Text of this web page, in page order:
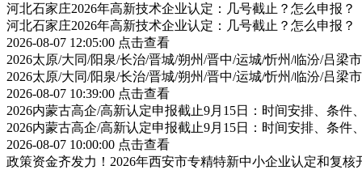
河北石家庄2026年高新技术企业认定：几号截止？怎么申报？
河北石家庄2026年高新技术企业认定：几号截止？怎么申报？
2026-08-07 12:05:00 点击查看
2026太原/大同/阳泉/长治/晋城/朔州/晋中/运城/忻州/临汾/吕梁
2026太原/大同/阳泉/长治/晋城/朔州/晋中/运城/忻州/临汾/吕梁
2026-08-07 10:39:00 点击查看
2026内蒙古高企/高新认定申报截止9月15日：时间安排、条件
2026内蒙古高企/高新认定申报截止9月15日：时间安排、条件
2026-08-07 10:00:00 点击查看
政策资金齐发力！2026年西安市专精特新中小企业认定和复